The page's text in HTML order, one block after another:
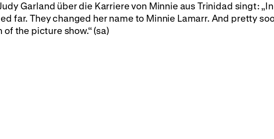
Garland über die Karriere von Minnie aus Trinidad singt: „In
far. They changed her name to Minnie Lamarr. And pretty
the picture show.“ (sa)